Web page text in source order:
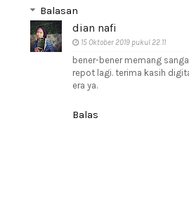
Balasan
dian nafi
15 Oktober 2019 pukul 22.11
bener-bener memang
repot lagi. terima kasih
era ya.
Balas